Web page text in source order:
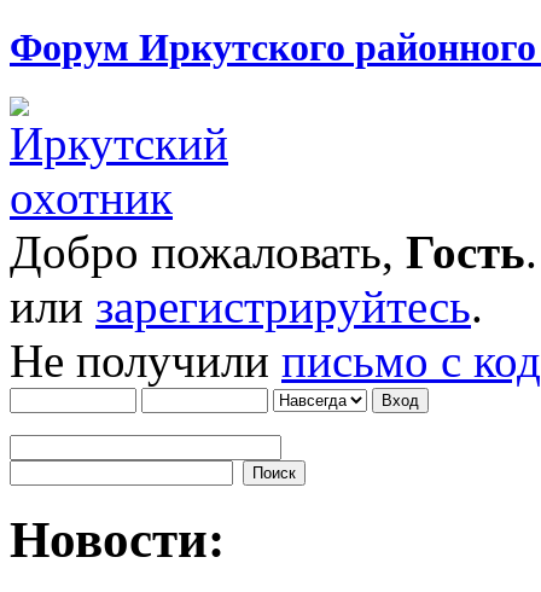
Форум Иркутского
Добро пожаловать, Гость
или зарегистрируйтесь.
Не получили письмо с
Новости: